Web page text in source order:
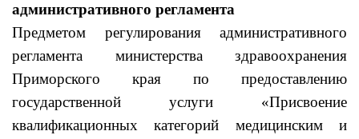
административного регламента
Предметом регулирования административного
регламента министерства здравоохранения
Приморского края по предоставлению
государственной услуги «Присвоение
квалификационных категорий медицинским и